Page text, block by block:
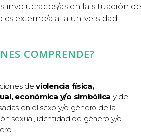
involucrados/as en la situación de
externo/a a la universidad.
COMPRENDE?
deviolencia física,
económica y/o simbólica y de
en el sexo y/o género de la
sexual, identidad de género y/o